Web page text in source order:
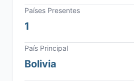
Países Presentes
1
País Principal
Bolivia